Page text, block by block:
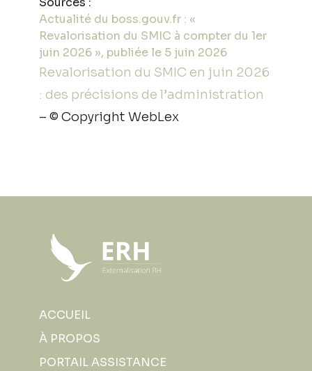
Actualité du boss.gouv.fr : «
Revalorisation du SMIC à compter du 1er
juin 2026 », publiée le 5 juin 2026
Revalorisation du SMIC en juin 2026
: des précisions de l’administration
– © Copyright WebLex
ACCUEIL
À PROPOS
PORTAIL ASSISTANCE